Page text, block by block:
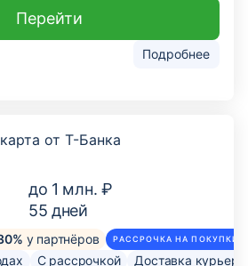
Подробнее
Перейти
от Т-Банка
до 1 млн. ₽
55 дней
у партнёров РАССРОЧКА НА ПОКУПКИ
С рассрочкой Доставка